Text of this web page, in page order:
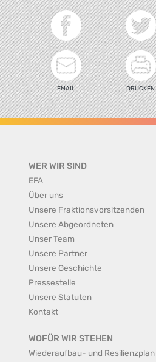
EMAIL DRUCKEN
WER WIR SIND
EFA
Über uns
Unsere Fraktionsvorsitzenden
Unsere Abgeordneten
Unser Team
Unsere Partner
Unsere Geschichte
Pressestelle
Unsere Statuten
Kontakt
WOFÜR WIR STEHEN
Wiederaufbau- und Resilienzplan